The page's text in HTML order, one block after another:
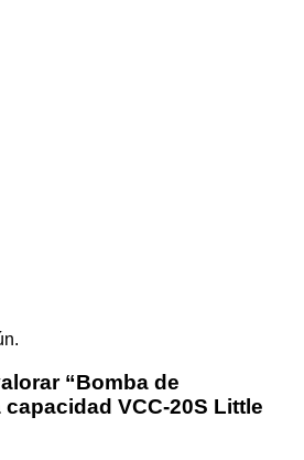
“Bomba de
VCC-20S Little